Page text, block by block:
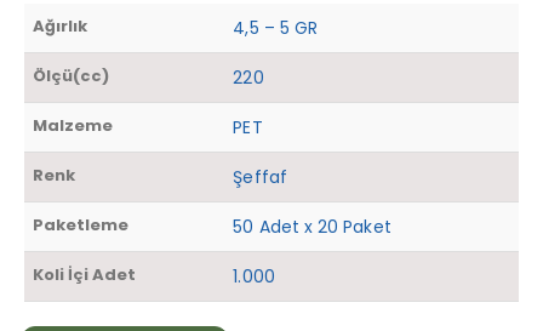
Ağırlık 4,5 – 5 GR
Ölçü(cc) 220
Malzeme PET
Renk Şeffaf
Paketleme 50 Adet x 20 Paket
Koli İçi Adet 1.000